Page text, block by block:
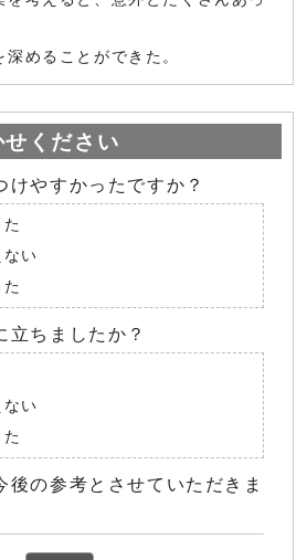
深めることができた。
ください
けやすかったですか？
ない
立ちましたか？
ない
後の参考とさせていただきま